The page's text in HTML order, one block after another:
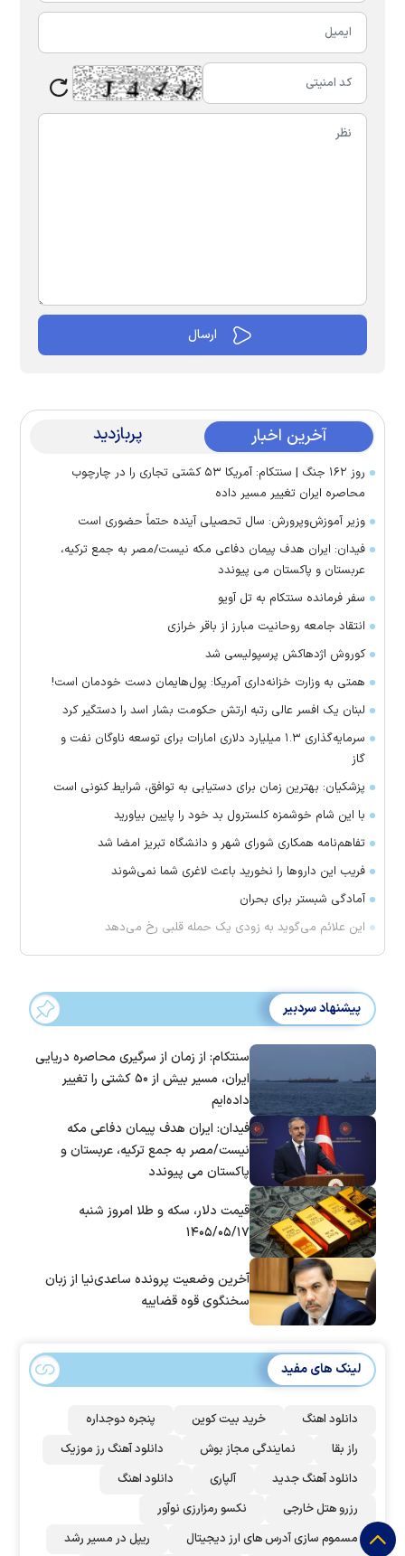
آخرین اخبار پربازدید
روز ۱۶۲ جنگ | سنتکام: آمریکا ۵۳ کشتی تجاری را در چارچوب
محاصره ایران تغییر مسیر داده
وزیر آموزش‌وپرورش: سال تحصیلی آینده حتماً حضوری است
فیدان: ایران هدف پیمان دفاعی مکه نیست/مصر به جمع ترکیه،
عربستان و پاکستان می پیوندد
سفر فرمانده سنتکام به تل آویو
انتقاد جامعه روحانیت مبارز از باقر خرازی
کوروش اژدهاکش پرسپولیسی شد
همتی به وزارت خزانه‌داری آمریکا: پول‌هایمان دست خودمان است!
لبنان یک افسر عالی رتبه ارتش حکومت بشار اسد را دستگیر کرد
سرمایه‌گذاری ۱.۳ میلیارد دلاری امارات برای توسعه ناوگان نفت و
گاز
پزشکیان: بهترین زمان برای دستیابی به توافق، شرایط کنونی است
با این شام خوشمزه کلسترول بد خود را پایین بیاورید
تفاهم‌نامه همکاری شورای شهر و دانشگاه تبریز امضا شد
فریب این دارو‌ها را نخورید باعث لاغری شما نمی‌شوند
آمادگی شبستر برای بحران
این علائم می‌گوید به زودی یک حمله قلبی رخ می‌دهد
پیشنهاد سردبیر
سنتکام: از زمان از سرگیری محاصره دریایی
ایران، مسیر بیش از ۵۰ کشتی را تغییر
داده‌ایم
فیدان: ایران هدف پیمان دفاعی مکه
نیست/مصر به جمع ترکیه، عربستان و
پاکستان می پیوندد
قیمت دلار، سکه و طلا امروز شنبه
۱۴۰۵/۰۵/۱۷
آخرین وضعیت پرونده ساعدی‌نیا از زبان
سخنگوی قوه قضاییه
لینک های مفید
دانلود اهنگ خرید بیت کوین
پنجره دوجداره
راز بقا
نمایندگی مجاز بوش
دانلود آهنگ رز‌ موزیک
دانلود آهنگ جدید
آلپاری
دانلود اهنگ
رزرو هتل خارجی
نکسو رمزارزی نوآور
مسموم سازی آدرس های ارز دیجیتال
ریپل در مسیر رشد